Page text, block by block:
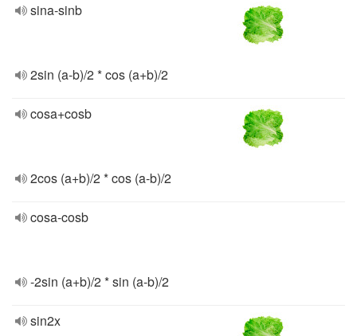
sina-sinb
2sin (a-b)/2 * cos (a+b)/2
cosa+cosb
2cos (a+b)/2 * cos (a-b)/2
cosa-cosb
-2sin (a+b)/2 * sin (a-b)/2
sin2x